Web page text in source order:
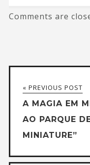
Comments are
« PREVIOUS POST
A MAGIA EM
AO PARQUE
MINIATURE”